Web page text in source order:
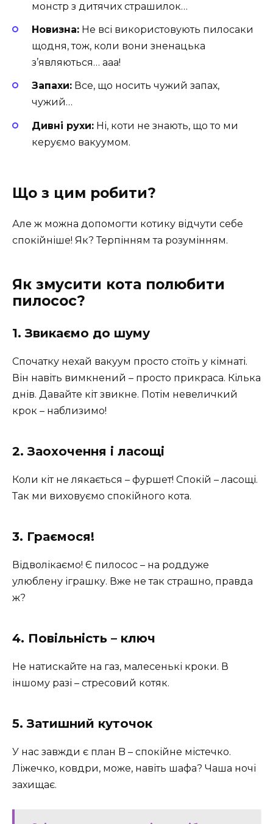
монстр з дитячих страшилок…
Новизна: Не всі використовують пилосаки
щодня, тож, коли вони зненацька
з’являються… ааа!
Запахи: Все, що носить чужий запах,
чужий…
Дивні рухи: Ні, коти не знають, що то ми
керуємо вакуумом.
Що з цим робити?
Але ж можна допомогти котику відчути себе
спокійніше! Як? Терпінням та розумінням.
Як змусити кота полюбити
пилосос?
1. Звикаємо до шуму
Спочатку нехай вакуум просто стоїть у кімнаті.
Він навіть вимкнений – просто прикраса. Кілька
днів. Давайте кіт звикне. Потім невеличкий
крок – наблизимо!
2. Заохочення і ласощі
Коли кіт не лякається – фуршет! Спокій – ласощі.
Так ми виховуємо спокійного кота.
3. Граємося!
Відволікаємо! Є пилосос – на роддуже
улюблену іграшку. Вже не так страшно, правда
ж?
4. Повільність – ключ
Не натискайте на газ, малесенькі кроки. В
іншому разі – стресовий котяк.
5. Затишний куточок
У нас завжди є план B – спокійне містечко.
Ліжечко, ковдри, може, навіть шафа? Чаша ночі
захищає.